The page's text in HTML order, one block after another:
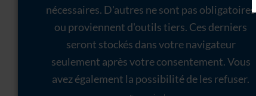
Nom*
E-mail*
Site web
nécessaires. D'autres ne sont pas obligatoires
ou proviennent d'outils tiers. Ces derniers
seront stockés dans votre navigateur
seulement après votre consentement. Vous
avez également la possibilité de les refuser.